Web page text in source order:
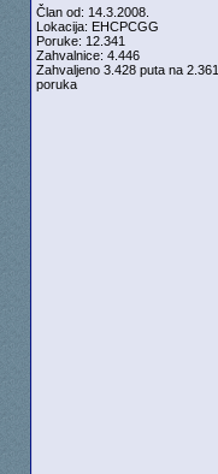
Član od: 14.3.2008.
Lokacija: EHCPCGG
Poruke: 12.341
Zahvalnice: 4.446
Zahvaljeno 3.428 puta na 2.361
poruka